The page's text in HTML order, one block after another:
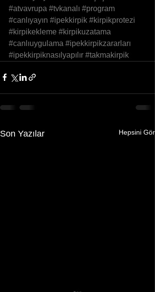
#atvavrupa #tvkanalı #program
#canlıyayın #ipekkirpik #kirpikprotezi
#kirpikekleme #kirpikuzatama
#canlıuygulama #ipekkirpikzararları
#ipekkirpiknasılyapılır #takmakirpik
Son Yazılar Hepsini Gör